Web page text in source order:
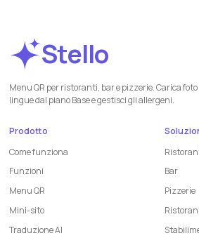
Stello
Menu QR per ristoranti, bar e pizzerie. Carica foto
lingue dal piano Base e gestisci gli allergeni.
Prodotto
Come funziona
Funzioni
Menu QR
Mini-sito
Traduzione AI
Bar
Pizzerie